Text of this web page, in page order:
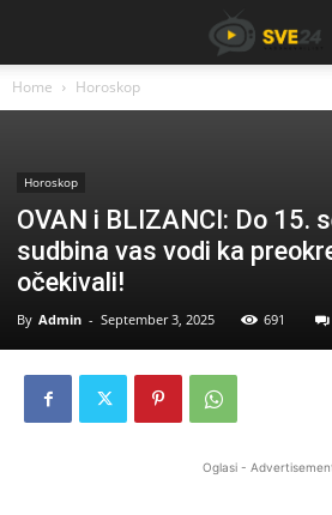
Home Horoskop
Horoskop
OVAN i BLIZANCI: Do 15.
sudbina vas vodi ka
očekivali!
By Admin - September 3, 2025 691
Oglasi -